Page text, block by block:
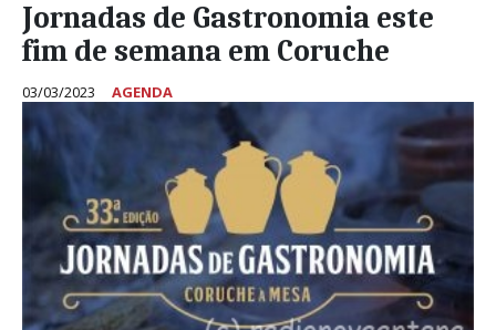
Jornadas de Gastronomia este
fim de semana em Coruche
03/03/2023 AGENDA